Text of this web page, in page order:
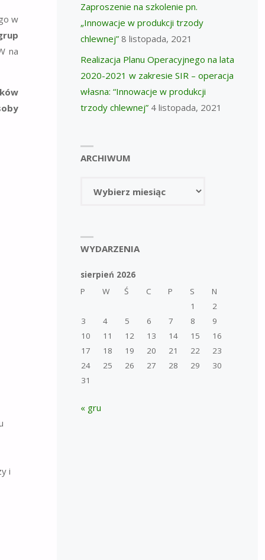
w
na
i
Zaproszenie na szkolenie pn.
„Innowacje w produkcji trzody
chlewnej” 8 listopada, 2021
Realizacja Planu Operacyjnego na lata
2020-2021 w zakresie SIR – operacja
własna: “Innowacje w produkcji
trzody chlewnej” 4 listopada, 2021
ARCHIWUM
WYDARZENIA
sierpień 2026
P
W Ś C P S
N
1
2
3
4 5 6 7 8
9
10
11 12 13 14 15
16
17
18 19 20 21 22
23
24
25 26 27 28 29
30
31
« gru